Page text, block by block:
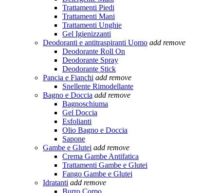
Trattamenti Piedi
Trattamenti Mani
Trattamenti Unghie
Gel Igienizzanti
Deodoranti e antitraspiranti Uomo add remove
Deodorante Roll On
Deodorante Spray
Deodorante Stick
Pancia e Fianchi add remove
Snellente Rimodellante
Bagno e Doccia add remove
Bagnoschiuma
Gel Doccia
Esfolianti
Olio Bagno e Doccia
Sapone
Gambe e Glutei add remove
Crema Gambe Antifatica
Trattamenti Gambe e Glutei
Fango Gambe e Glutei
Idratanti add remove
Burro Corpo